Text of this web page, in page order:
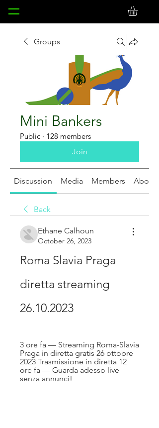
Groups
Mini Bankers
Public · 128 members
Join
Discussion Media Members About
Back
Ethane Calhoun
October 26, 2023
Roma Slavia Praga
diretta streaming
26.10.2023
3 ore fa — Streaming Roma-Slavia
Praga in diretta gratis 26 ottobre
2023 Trasmissione in diretta 12
ore fa — Guarda adesso live
senza annunci!